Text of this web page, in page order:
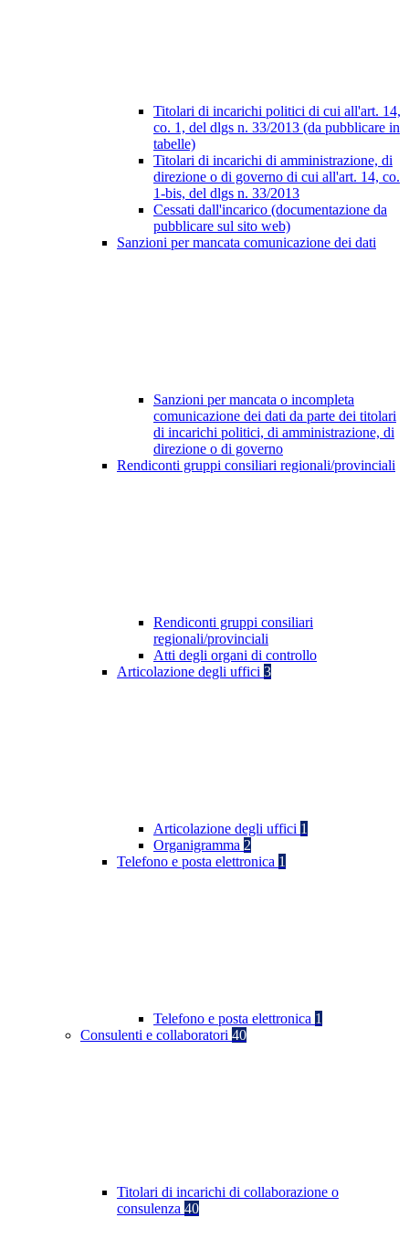
Titolari di incarichi politici di cui all'art. 14,
co. 1, del dlgs n. 33/2013 (da pubblicare in
tabelle)
Titolari di incarichi di amministrazione, di
direzione o di governo di cui all'art. 14, co.
1-bis, del dlgs n. 33/2013
Cessati dall'incarico (documentazione da
pubblicare sul sito web)
Sanzioni per mancata comunicazione dei dati
Sanzioni per mancata o incompleta
comunicazione dei dati da parte dei titolari
di incarichi politici, di amministrazione, di
direzione o di governo
Rendiconti gruppi consiliari regionali/provinciali
Rendiconti gruppi consiliari
regionali/provinciali
Atti degli organi di controllo
Articolazione degli uffici 3
Articolazione degli uffici 1
Organigramma 2
Telefono e posta elettronica 1
Telefono e posta elettronica 1
Consulenti e collaboratori 40
Titolari di incarichi di collaborazione o
consulenza 40